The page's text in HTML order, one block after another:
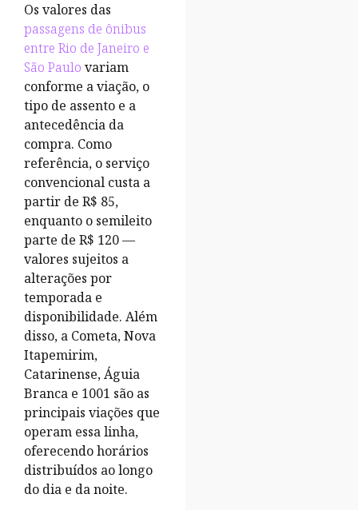
Os valores das
passagens de ônibus
entre Rio de Janeiro e
São Paulo variam
conforme a viação, o
tipo de assento e a
antecedência da
compra. Como
referência, o serviço
convencional custa a
partir de R$ 85,
enquanto o semileito
parte de R$ 120 —
valores sujeitos a
alterações por
temporada e
disponibilidade. Além
disso, a Cometa, Nova
Itapemirim,
Catarinense, Águia
Branca e 1001 são as
principais viações que
operam essa linha,
oferecendo horários
distribuídos ao longo
do dia e da noite.